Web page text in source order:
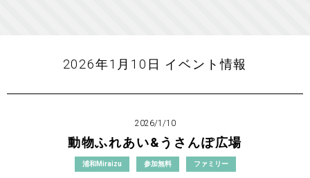
2026年1月10日 イベント情報
2026/1/10
動物ふれあい&うさんぽ広場
浦和Miraizu 参加無料 ファミリー